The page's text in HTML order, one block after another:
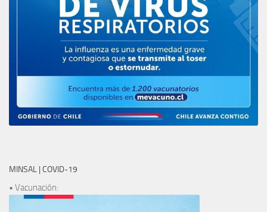
MINSAL | COVID-19
• Vacunación: